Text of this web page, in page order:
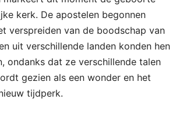
kerk. De apostelen begonnen
verspreiden van de boodschap van
uit verschillende landen konden hen
ondanks dat ze verschillende talen
gezien als een wonder en het
tijdperk.